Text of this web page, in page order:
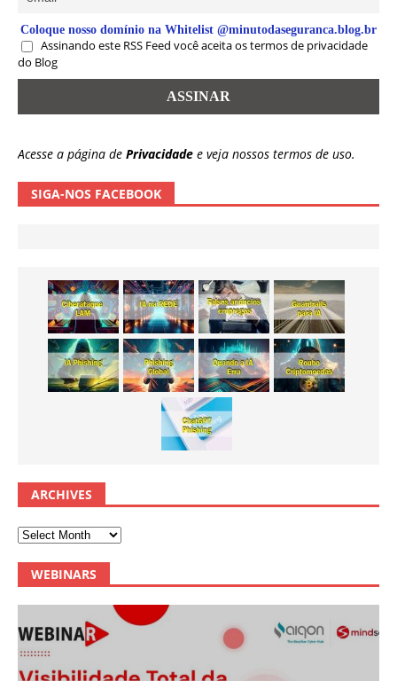
Coloque nosso domínio na Whitelist @minutodaseguranca.blog.br
Assinando este RSS Feed você aceita os termos de privacidade
do Blog
Acesse a página de Privacidade e veja nossos termos de uso.
SIGA-NOS FACEBOOK
ARCHIVES
WEBINARS